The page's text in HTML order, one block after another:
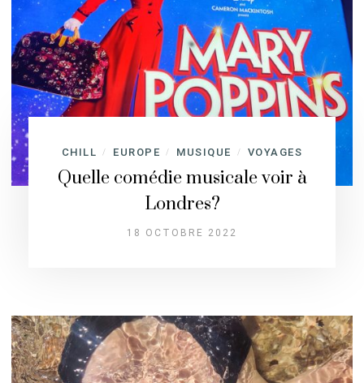
CHILL / EUROPE / MUSIQUE / VOYAGES
Quelle comédie musicale voir à
Londres?
18 OCTOBRE 2022